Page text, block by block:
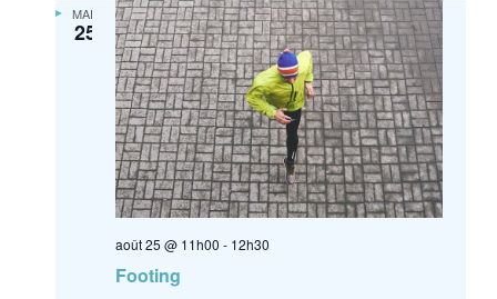
MAR
25
Footing
août 25 @ 11h00 - 12h30